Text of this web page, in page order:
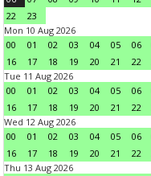
22
23
Mon 10 Aug 2026
00
01 02 03 04 05 06
16
17 18 19 20 21 22
Tue 11 Aug 2026
00
01 02 03 04 05 06
16
17 18 19 20 21 22
Wed 12 Aug 2026
00
01 02 03 04 05 06
16
17 18 19 20 21 22
Thu 13 Aug 2026